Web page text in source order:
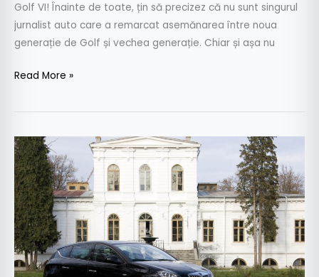
Golf VI! Înainte de toate, țin să precizez că nu sunt singurul
jurnalist auto care a remarcat asemănarea între noua
generație de Golf și vechea generație. Chiar și așa nu
Read More »
Test
drive
Lancia
Delta
1.9
JTD
190
CP